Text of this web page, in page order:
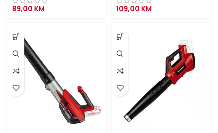
89,00 KM
109,00 KM